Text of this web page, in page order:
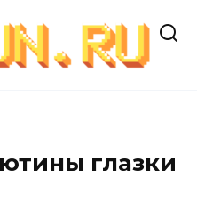
глазки